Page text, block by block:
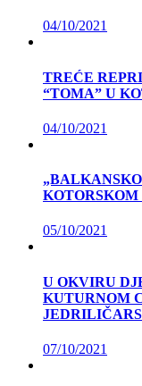
04/10/2021
TREĆE
“TOMA” U
04/10/2021
05/10/2021
U OKVIRU
KUTURNOM
07/10/2021